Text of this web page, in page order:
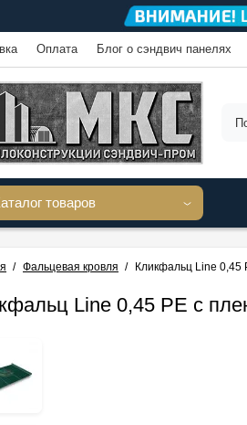
Оплата Блог о сэндвич панелях
товаров
Фальцевая кровля Кликфальц Line 0,45
Line 0,45 PE с